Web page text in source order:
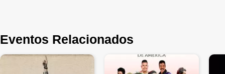
Eventos Relacionados